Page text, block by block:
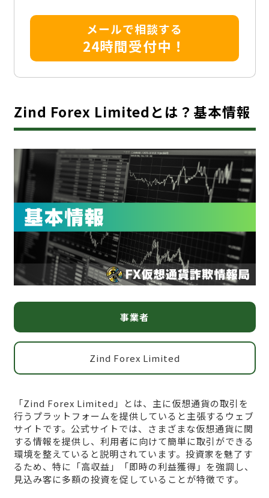
メールで相談する
24時間受付中！
Zind Forex Limitedとは？基本情報
事業者
Zind Forex Limited
「Zind Forex Limited」とは、主に仮想通貨の取引を
行うプラットフォームを提供していると主張するウェブ
サイトです。公式サイトでは、さまざまな仮想通貨に関
する情報を提供し、利用者に向けて簡単に取引ができる
環境を整えていると説明されています。投資家を魅了す
るため、特に「高収益」「即時の利益獲得」を強調し、
見込み客に多額の投資を促していることが特徴です。